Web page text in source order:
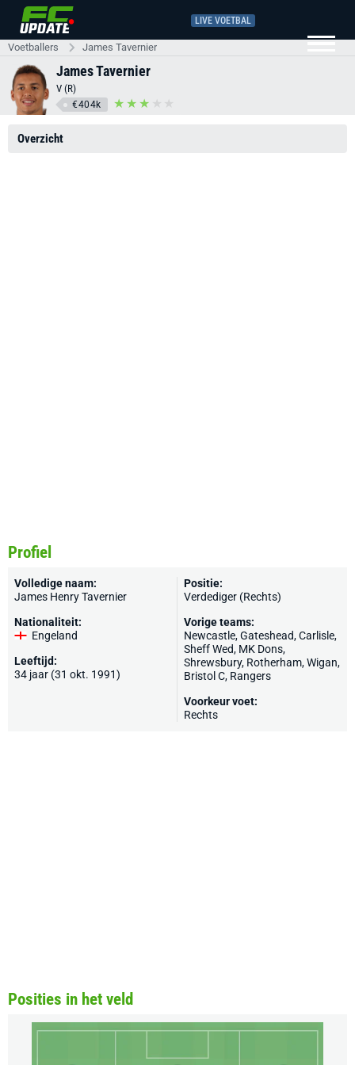
LIVE VOETBAL
Voetballers James Tavernier
James Tavernier
V (R)
€404k
Overzicht
Profiel
Volledige naam:
James Henry Tavernier
Nationaliteit:
Engeland
Leeftijd:
34 jaar (31 okt. 1991)
Positie:
Verdediger (Rechts)
Vorige teams:
Newcastle,Gateshead,Carlisle,
Sheff Wed, MK Dons,
Shrewsbury, Rotherham,Wigan,
Bristol C, Rangers
Voorkeur voet:
Rechts
Posities in het veld